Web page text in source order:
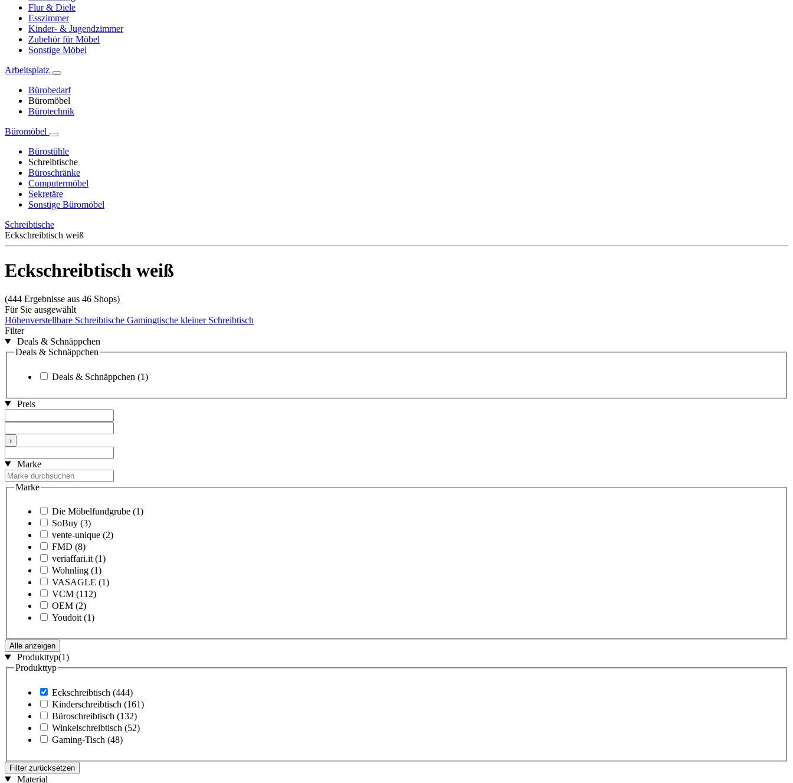
Flur & Diele
Esszimmer
Kinder- & Jugendzimmer
Zubehör für Möbel
Sonstige Möbel
Arbeitsplatz
Bürobedarf
Büromöbel
Bürotechnik
Büromöbel
Bürostühle
Schreibtische
Büroschränke
Computermöbel
Sekretäre
Sonstige Büromöbel
Schreibtische
Eckschreibtisch weiß
Eckschreibtisch weiß
(444 Ergebnisse aus 46 Shops)
Für Sie ausgewählt
Höhenverstellbare Schreibtische Gamingtische kleiner Schreibtisch
Filter
Deals & Schnäppchen
Deals & Schnäppchen
Deals & Schnäppchen (1)
Preis
›
Marke
Marke
Die Möbelfundgrube (1)
SoBuy (3)
vente-unique (2)
FMD (8)
veriaffari.it (1)
Wohnling (1)
VASAGLE (1)
VCM (112)
OEM (2)
Youdoit (1)
Alle anzeigen
Produkttyp(1)
Produkttyp
Eckschreibtisch (444)
Kinderschreibtisch (161)
Büroschreibtisch (132)
Winkelschreibtisch (52)
Gaming-Tisch (48)
Filter zurücksetzen
Material